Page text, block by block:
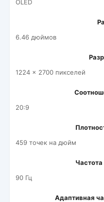
OLED
6.46 дюймов
1224 x 2700 пикселей
20:9
459 точек на дюйм
90 Гц
Адаптивная